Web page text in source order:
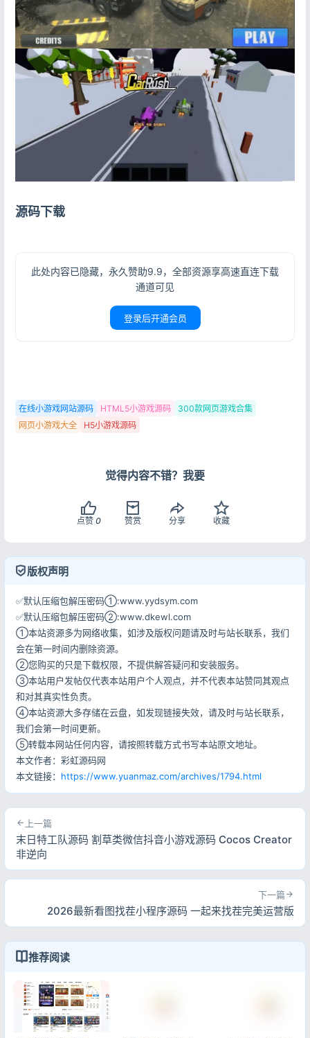
源码下载
此处内容已隐藏，永久赞助9.9，全部资源享高速直连下载
通道可见
登录后开通会员
在线小游戏网站源码 HTML5小游戏源码
300款网页游戏合集
网页小游戏大全
H5小游戏源码
觉得内容不错？我要
点赞 0 赞赏 分享 收藏
版权声明
✅默认压缩包解压密码①:www.yydsym.com
✅默认压缩包解压密码②:www.dkewl.com
①本站资源多为网络收集，如涉及版权问题请及时与站长联系，我们
会在第一时间内删除资源。
②您购买的只是下载权限，不提供解答疑问和安装服务。
③本站用户发帖仅代表本站用户个人观点，并不代表本站赞同其观点
和对其真实性负责。
④本站资源大多存储在云盘，如发现链接失效，请及时与站长联系，
我们会第一时间更新。
⑤转载本网站任何内容，请按照转载方式书写本站原文地址。
本文作者：彩虹源码网
本文链接： https://www.yuanmaz.com/archives/1794.html
上一篇
末日特工队源码 割草类微信抖音小游戏源码 Cocos Creator
非逆向
下一篇
2026最新看图找茬小程序源码 一起来找茬完美运营版
推荐阅读
没有账号？立即注册